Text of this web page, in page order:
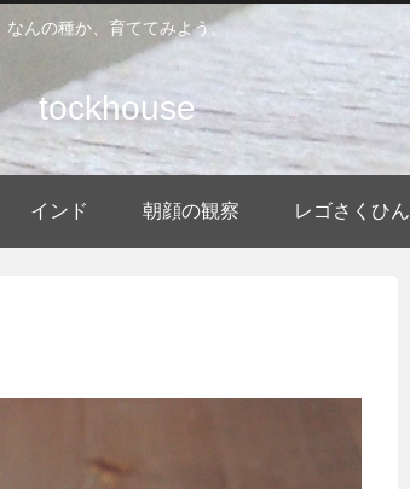
なんの種か、育ててみよう。
tockhouse
インド 朝顔の観察 レゴさくひん